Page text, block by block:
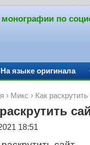
по
› Микс › Как
18:51
На языке оригинала